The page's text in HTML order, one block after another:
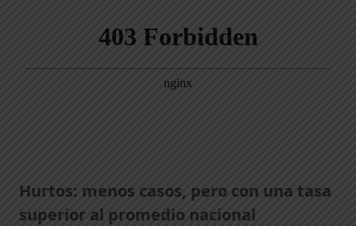
Hurtos: menos casos, pero con una tasa
superior al promedio nacional